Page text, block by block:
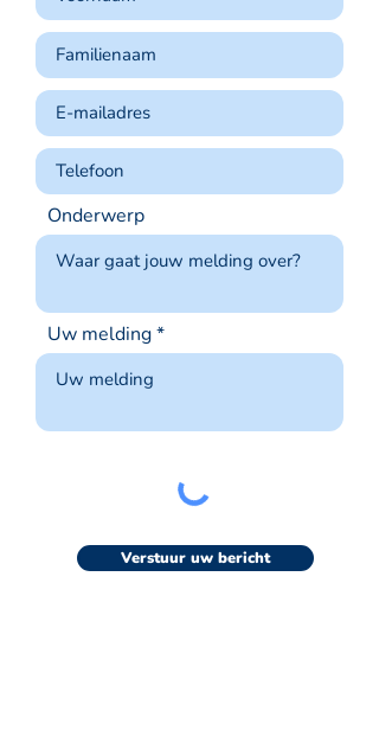
Onderwerp
Uw melding
Verstuur uw bericht